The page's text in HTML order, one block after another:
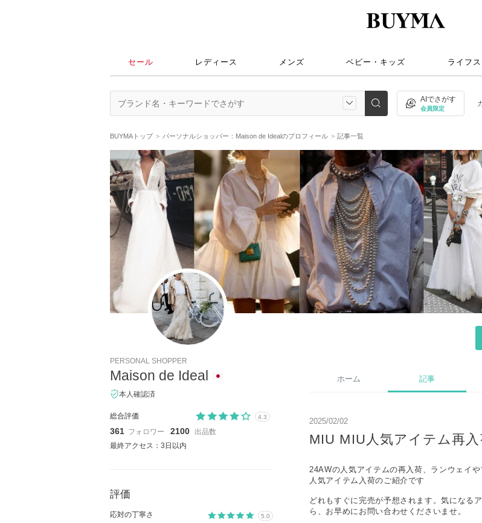
セール レディース メンズ ベビー・キッズ ライフ
AIでさがす
会員限定
BUYMAトップ パーソナルショッパー：Maison de Idealのプロフィール 記事一覧
PERSONAL SHOPPER
Maison de Ideal
本人確認済
総合評価 4.3
361 フォロワー 2100 出品数
最終アクセス：3日以内
評価
応対の丁寧さ 5.0
ホーム 記事
2025/02/02
MIU MIU人気アイテム再
24AWの人気アイテムの再入荷、ランウェイ
人気アイテム入荷のご紹介です
どれもすぐに完売が予想されます。気になる
ら、お早めにお問い合わせくださいませ。